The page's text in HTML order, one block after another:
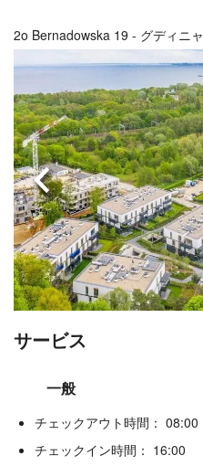
2o Bernadowska 19 - グディニャ
前へ
サービス
一般
チェックアウト時間： 08:00
チェックイン時間： 16:00